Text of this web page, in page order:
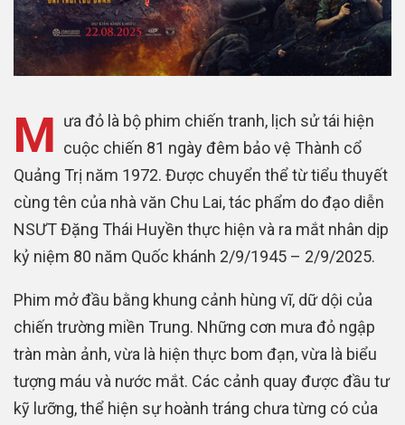
M ưa đỏ là bộ phim chiến tranh, lịch sử tái hiện
cuộc chiến 81 ngày đêm bảo vệ Thành cổ
Quảng Trị năm 1972. Được chuyển thể từ tiểu thuyết
cùng tên của nhà văn Chu Lai, tác phẩm do đạo diễn
NSƯT Đặng Thái Huyền thực hiện và ra mắt nhân dịp
kỷ niệm 80 năm Quốc khánh 2/9/1945 – 2/9/2025.
Phim mở đầu bằng khung cảnh hùng vĩ, dữ dội của
chiến trường miền Trung. Những cơn mưa đỏ ngập
tràn màn ảnh, vừa là hiện thực bom đạn, vừa là biểu
tượng máu và nước mắt. Các cảnh quay được đầu tư
kỹ lưỡng, thể hiện sự hoành tráng chưa từng có của